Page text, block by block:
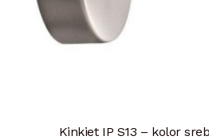
Kinkiet IP S13 – kolor